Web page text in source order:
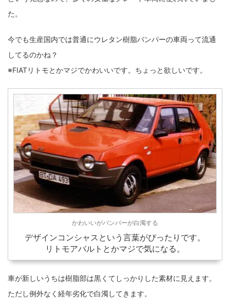
た。
今でも生産国内では普通にウレタン樹脂バンパーの車両って流通
してるのかね？
※FIATリトモとかマジでかわいいです。ちょっと欲しいです。
かわいいがバンパーが白濁する
デザインコンシャスという言葉がぴったりです。
リトモアバルトとかマジで気になる。
車が新しいうちは樹脂部は黒くてしっかりした素材に見えます。
ただし例外なく経年劣化で白濁してきます。